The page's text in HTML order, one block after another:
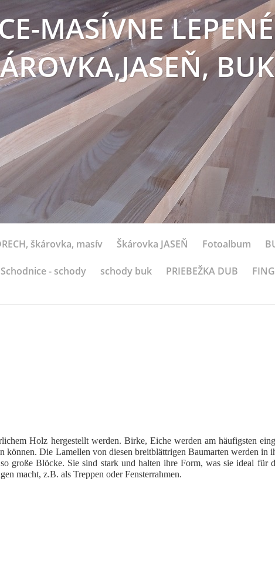
MASÍVNE
škárovka, masív Škárovka JASEŇ Fotoalbum
Schodnice - schody schody buk PRIEBEŽKA DUB
Holz hergestellt werden. Birke, Eiche werden am häufigsten
können. Die Lamellen von diesen breitblättrigen Baumarten werden in
große Blöcke. Sie sind stark und halten ihre Form, was sie ideal für
macht, z.B. als Treppen oder Fensterrahmen.